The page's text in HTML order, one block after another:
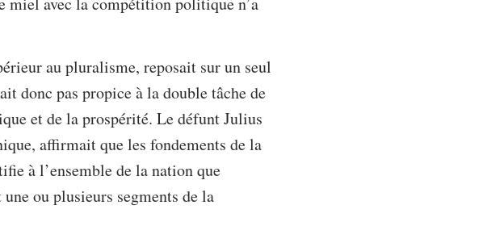
au pluralisme, reposait sur un seul
donc pas propice à la double tâche de
et de la prospérité. Le défunt Julius
affirmait que les fondements de la
à l’ensemble de la nation que
ou plusieurs segments de la